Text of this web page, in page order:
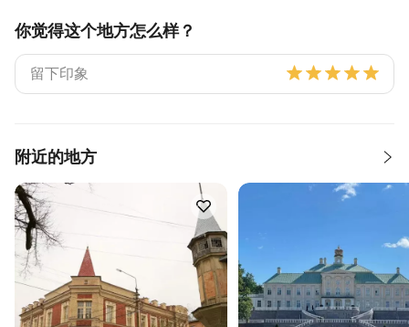
你觉得这个地方怎么样？
附近的地方